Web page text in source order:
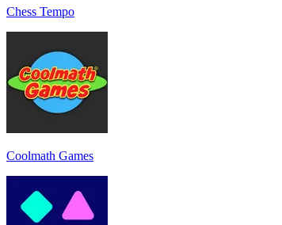
Chess Tempo
Coolmath Games